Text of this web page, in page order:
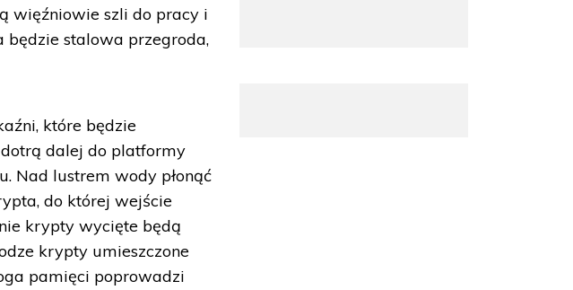
więźniowie szli do pracy i
będzie stalowa przegroda,
które będzie
dalej do platformy
Nad lustrem wody płonąć
do której wejście
krypty wycięte będą
krypty umieszczone
pamięci poprowadzi